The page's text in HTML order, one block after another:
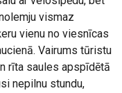
vismaz
vienu no viesnīcas
Vairums tūristu
rīta saules apspīdētā
nepilnu stundu,